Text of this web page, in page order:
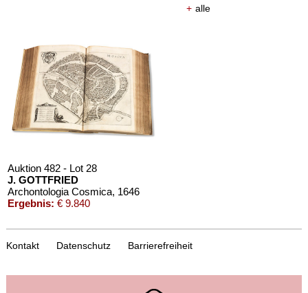
+ alle
Auktion 482 - Lot 28
J. GOTTFRIED
Archontologia Cosmica, 1646
Ergebnis: € 9.840
Kontakt Datenschutz Barrierefreiheit